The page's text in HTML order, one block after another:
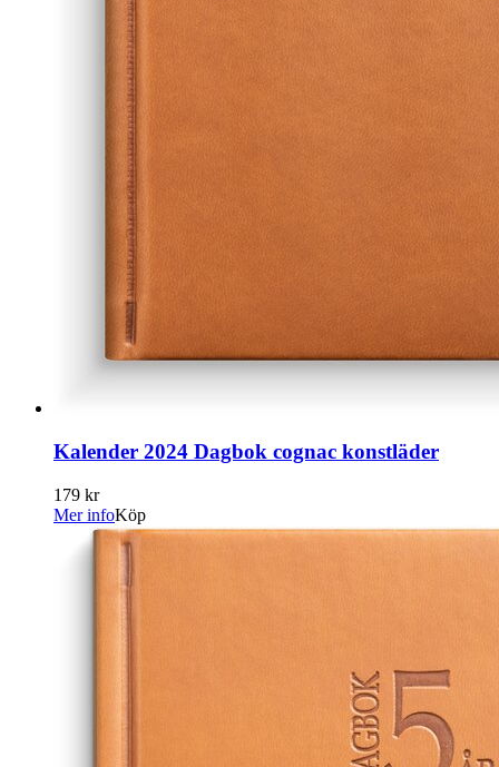
Kalender 2024 Dagbok cognac konstläder
179 kr
Mer infoKöp